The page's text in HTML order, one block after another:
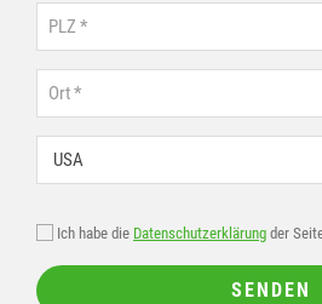
PLZ
Ort
Land
Ich habe die Datenschutzerklärung der
SENDEN